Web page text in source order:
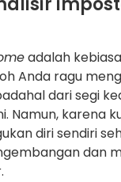
adalah
Anda ragu
dari segi
Namun, karena
diri sendiri
dan